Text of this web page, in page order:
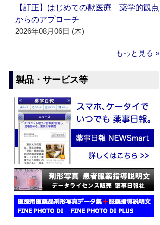
【訂正】はじめての獣医療 薬学的観点
からのアプローチ
2026年08月06日 (木)
もっと見る »
製品・サービス等